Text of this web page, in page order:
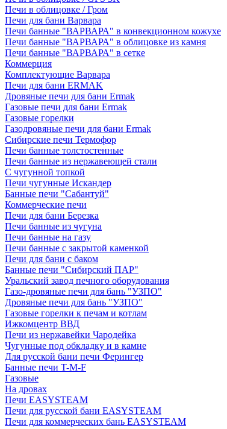
Печи в облицовке / Гром
Печи для бани Варвара
Печи банные "ВАРВАРА" в конвекционном кожухе
Печи банные "ВАРВАРА" в облицовке из камня
Печи банные "ВАРВАРА" в сетке
Коммерция
Комплектующие Варвара
Печи для бани ERMAK
Дровяные печи для бани Ermak
Газовые печи для бани Ermak
Газовые горелки
Газодровяные печи для бани Ermak
Сибирские печи Термофор
Печи банные толстостенные
Печи банные из нержавеющей стали
С чугунной топкой
Печи чугунные Искандер
Банные печи "Сабантуй"
Коммерческие печи
Печи для бани Березка
Печи банные из чугуна
Печи банные на газу
Печи банные с закрытой каменкой
Печи для бани с баком
Банные печи "Сибирский ПАР"
Уральский завод печного оборудования
Газо-дровяные печи для бань "УЗПО"
Дровяные печи для бань "УЗПО"
Газовые горелки к печам и котлам
Ижкомцентр ВВД
Печи из нержавейки Чародейка
Чугунные под обкладку и в камне
Для русской бани печи Ферингер
Банные печи T-M-F
Газовые
На дровах
Печи EASYSTEAM
Печи для русской бани EASYSTEAM
Печи для коммерческих бань EASYSTEAM